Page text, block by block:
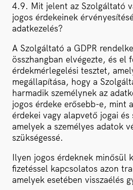
4.9. Mit jelent az Szolgáltató
jogos érdekeinek
adatkezelés?
A Szolgáltató a GDPR
összhangban elvégezte, és el
érdekmérlegelési tesztet,
megállapítása, hogy a
harmadik személynek az
jogos érdeke erősebb-e, mint
érdekei vagy alapvető jogai és
amelyek a személyes adatok
szükségessé.
Ilyen jogos érdeknek minősül
fizetéssel kapcsolatos azon
amelyek esetében visszaélés